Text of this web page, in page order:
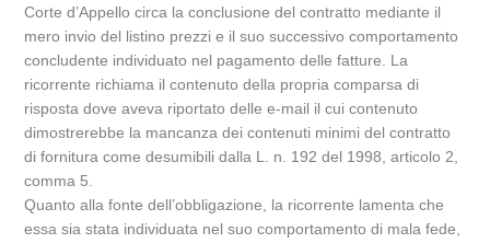
Corte d’Appello circa la conclusione del contratto mediante il
mero invio del listino prezzi e il suo successivo comportamento
concludente individuato nel pagamento delle fatture. La
ricorrente richiama il contenuto della propria comparsa di
risposta dove aveva riportato delle e-mail il cui contenuto
dimostrerebbe la mancanza dei contenuti minimi del contratto
di fornitura come desumibili dalla L. n. 192 del 1998, articolo 2,
comma 5.
Quanto alla fonte dell’obbligazione, la ricorrente lamenta che
essa sia stata individuata nel suo comportamento di mala fede,